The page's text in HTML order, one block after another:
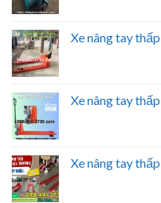
Xe nâng tay
Xe nâng tay
Xe nâng tay